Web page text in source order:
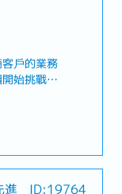
戶的業務
始挑戰開
體工作內
組件的
單及
度・處
討專案進
產品提案、
假、產檢
進
ID:19764